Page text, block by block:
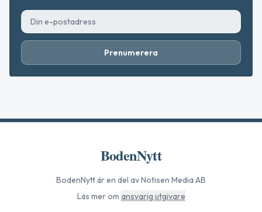
Prenumerera
BodenNytt
BodenNyttär en del av Notisen Media AB
Läs mer om ansvarig utgivare